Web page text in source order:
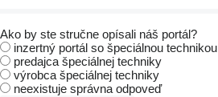
Ako by ste stručne opísali náš portál?
inzertný portál so špeciálnou technikou
predajca špeciálnej techniky
výrobca špeciálnej techniky
neexistuje správna odpoveď